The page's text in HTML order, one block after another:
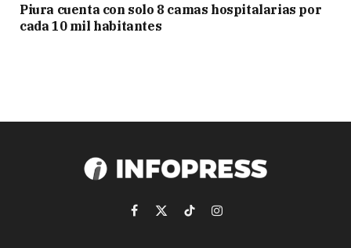
Piura cuenta con solo 8 camas hospitalarias por
cada 10 mil habitantes
Facebook
X
TikTokInstagram